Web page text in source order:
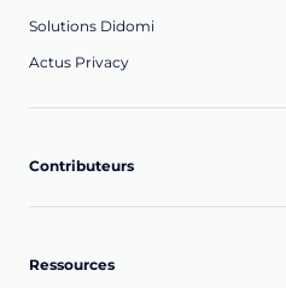
Solutions Didomi
Actus Privacy
Contributeurs
Ressources